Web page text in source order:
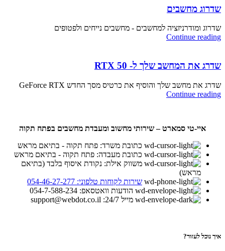
שדרוג מחשבים
שדרוג ומודרניזציה למחשבים - מחשבים נייחים ולפטופים
Continue reading
שדרג את המחשב שלך ל- RTX 50
שדרג את מחשב שלך והוסיף את כרטיס מסך החדש GeForce RTX
Continue reading
איי-טי סמארט – שירותי מחשוב ומעבדת מחשבים בפתח תקוה
כתובת משרד: פתח תקוה - בתיאם מראש
כתובת מעבדה: פתח תקוה - בתיאם מראש
משווק אילת: נקודת איסוף בלבד (בתיאם
מראש)
שירות לקוחות טלפוני: 054-46-27-277
הודעות וואטסאפ: 054-7-588-234
מייל 24/7: support@webdot.co.il
איך נוכל לעזור?